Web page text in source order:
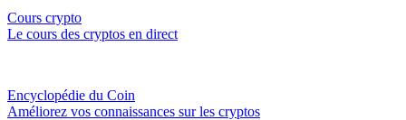
Cours crypto
Le cours des cryptos en direct
Encyclopédie du Coin
Améliorez vos connaissances sur les cryptos